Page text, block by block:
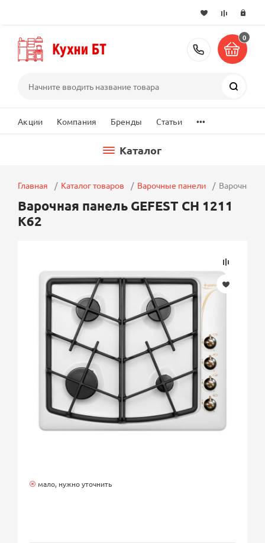
+7 (495)
0
Акции Компания Бренды Статьи ...
Каталог
Главная Каталог товаров Варочные панели Варочная
Варочная панель GEFEST СН 1211
К62
мало, нужно уточнить